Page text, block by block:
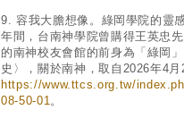
9. 容我大膽想像。綠岡學院的靈
年間，台南神學院曾購得王英忠
的南神校友會館的前身為「綠岡
史〉，關於南神，取自2026年4
https://www.ttcs.org.tw/
08-50-01。